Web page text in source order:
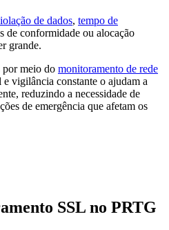
de dados, tempo de
de conformidade ou alocação
grande.
por meio do monitoramento de rede
vigilância constante o ajudam a
reduzindo a necessidade de
de emergência que afetam os
SSL no PRTG